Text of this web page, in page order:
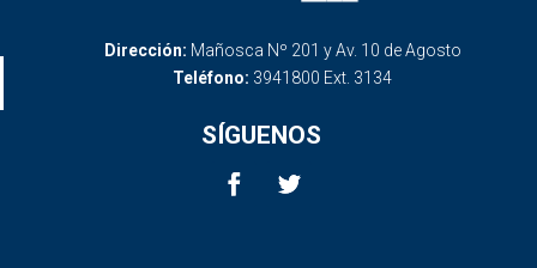
Dirección: Mañosca Nº 201 y Av. 10 de Agosto
Teléfono: 3941800 Ext. 3134
SÍGUENOS